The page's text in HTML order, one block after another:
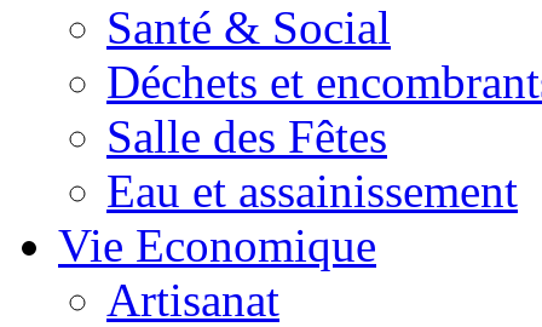
Santé & Social
Déchets et
Salle des Fêtes
Eau et assainissement
Vie Economique
Artisanat